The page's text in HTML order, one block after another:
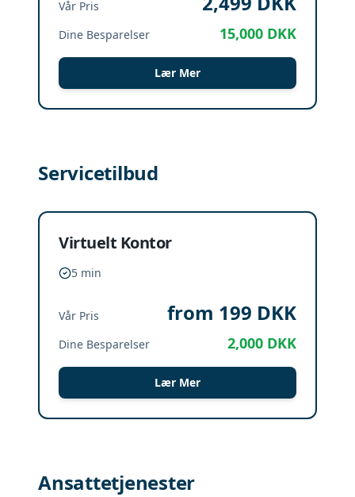
Vår Pris
Dine Besparelser 15,000 DKK
Lær Mer
Servicetilbud
Virtuelt Kontor
5 min
Vår Pris from 199 DKK
Dine Besparelser 2,000 DKK
Lær Mer
Ansattetjenester